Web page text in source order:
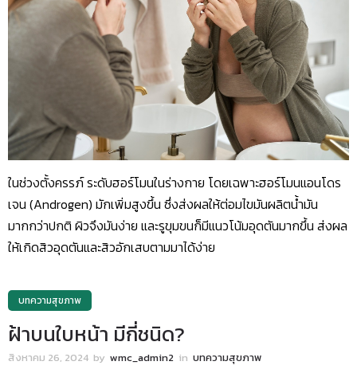
ในช่วงตั้งครรภ์ ระดับฮอร์โมนในร่างกาย โดยเฉพาะฮอร์โมนแอนโดร
เจน (Androgen) มักเพิ่มสูงขึ้น ซึ่งส่งผลให้ต่อมไขมันผลิตน้ำมัน
มากกว่าปกติ ผิวจึงมันง่าย และรูขุมขนก็มีแนวโน้มอุดตันมากขึ้น ส่งผล
ให้เกิดสิวอุดตันและสิวอักเสบตามมาได้ง่าย
บทความสุขภาพ
ฝ้าบนใบหน้า มีกี่ชนิด?
สิงหาคม 26, 2024 by wmc_admin2 in บทความสุขภาพ